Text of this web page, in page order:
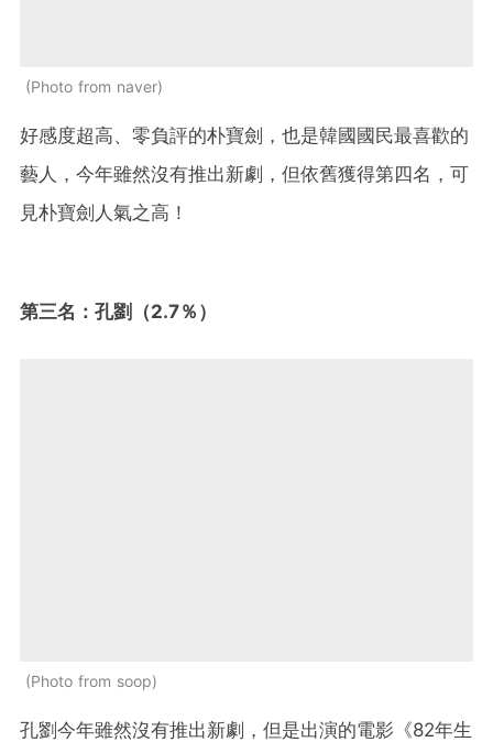
Photo from naver
好感度超高、零負評的朴寶劍，也是韓國國民最喜歡的
藝人，今年雖然沒有推出新劇，但依舊獲得第四名，可
見朴寶劍人氣之高！
第三名：孔劉（2.7％）
Photo from soop
孔劉今年雖然沒有推出新劇，但是出演的電影《82年生